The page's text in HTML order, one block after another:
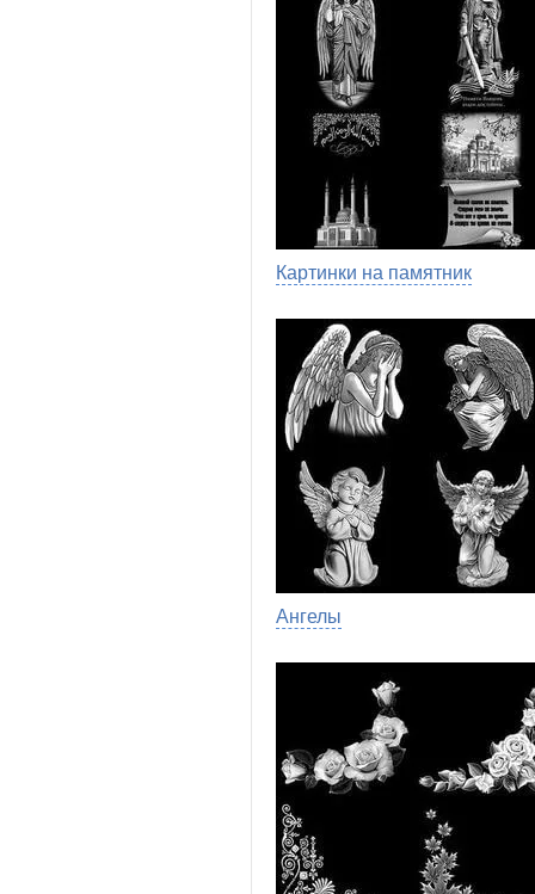
Картинки на памятник
Ангелы